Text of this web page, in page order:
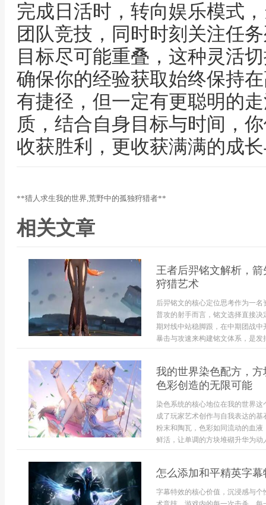
完成日活时，转向娱乐模式
团队竞技，同时时刻关注任
目标尽可能重叠，这种灵活
确保你的经验获取始终保持
有捷径，但一定有更聪明的
质，结合自身目标与时间，
收获胜利，更收获满满的成
**猎人求生我的世界,荒野中的孤独狩猎者**
相关文章
王者后羿铭文解析，
狩猎艺术
后羿铭文的核心定位思考作为一
普攻的射手而言，铭文选择直接
期对线中站稳脚跟，在中期团战
暴击与攻速来构建铭文体系，是
我的世界染色配方，
色彩创造的无限可能
染色系统的核心地位在我的世界
成了玩家艺术创作与自我表达的
粉末和陶瓦，色彩如同流动的血
鲜活，让单调的方块堆砌升华为动
怎么添加和平精英字
字幕特效的核心价值，沉浸感与